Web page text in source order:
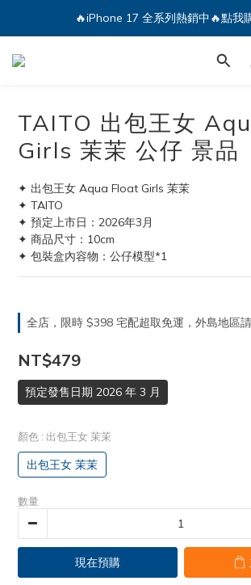
🔥iPhone 17 全系列熱銷中🔥點我
🔥iPhone 17 全系列熱銷中🔥點我
💕加入Q哥 Line 新好友領優惠券
TAITO 出包王女
Girls 茉茉 公仔 景品
✦ 出包王女 Aqua Float Girls 茉茉
✦ TAITO
✦ 預定上市日：2026年3月
✦ 商品尺寸：10cm
✦ 包裝盒內容物：公仔模型*1
全店，限時 $398 宅配超取免運，外島地區
NT$479
預定發售日期 2026 年 3 月
顏色 : 出包王女 茉茉
出包王女 茉茉
數量
現在預購